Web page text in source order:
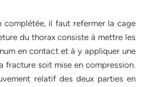
complétée, il faut refermer la cage
du thorax consiste à mettre les
en contact et à y appliquer une
fracture soit mise en compression.
relatif des deux parties en